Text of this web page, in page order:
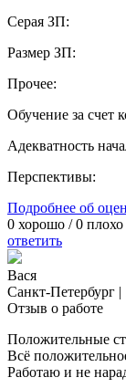
Серая ЗП:
Размер ЗП:
Прочее:
Обучение за счет
Адекватность
Перспективы:
Подробнее об
0 хорошо /0 плохо
ответить
Вася
Санкт-Петербург |
Отзыв о работе
Положительные
Всё
Работаю и не